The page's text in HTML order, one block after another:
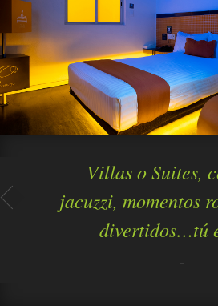
1 2
Villas o Suites,
jacuzzi, momentos
divertidos…tú
-